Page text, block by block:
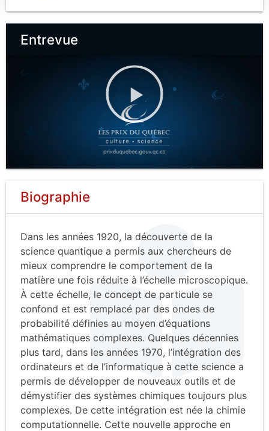
Entrevue
Biographie
Dans les années 1920, la découverte de la
science quantique a permis aux chercheurs de
mieux comprendre le comportement de la
matière une fois réduite à l’échelle microscopique.
À cette échelle, le concept de particule se
confond et est remplacé par des ondes de
probabilité définies au moyen d’équations
mathématiques complexes. Quelques décennies
plus tard, dans les années 1970, l’intégration des
ordinateurs et de l’informatique à cette science a
permis de développer de nouveaux outils et de
démystifier des systèmes chimiques toujours plus
complexes. De cette intégration est née la chimie
computationnelle. Cette nouvelle approche en